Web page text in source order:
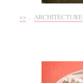
>> , ARCHITECTURE